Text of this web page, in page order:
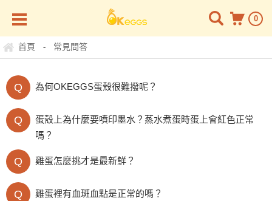
0
首頁 - 常見問答
Q 為何OKEGGS蛋殼很難撥呢？
Q
蛋殼上為什麼要噴印墨水？蒸水煮蛋時蛋上會紅色正常
嗎？
Q 雞蛋怎麼挑才是最新鮮？
Q 雞蛋裡有血斑血點是正常的嗎？